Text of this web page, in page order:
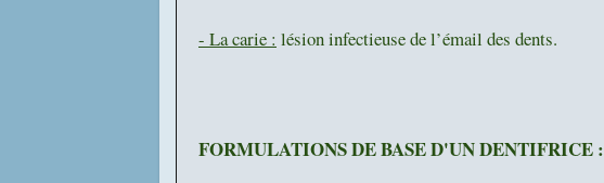
- La carie : lésion infectieuse de l’émail des dents.
FORMULATIONS DE BASE D'UN DENTIFRICE :